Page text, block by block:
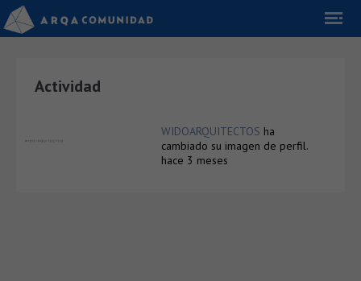
Actividad
WIDOARQUITECTOS ha
cambiado su imagen de perfil.
hace 3 meses